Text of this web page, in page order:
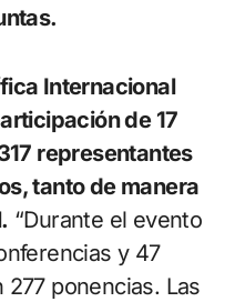
Internacional
de 17
representantes
tanto de manera
“Durante el evento
y 47
ponencias. Las